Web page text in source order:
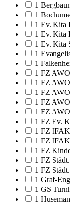
1
1
1 Ev. Kita
1 Ev. Kita
1 Ev. Kita
1
1
1 FZ
1 FZ
1 FZ
1 FZ
1 FZ
1 FZ Ev.
1 FZ IFAK
1 FZ IFAK
1 FZ
1 FZ
1 FZ
1 Graf-
1 GS
1